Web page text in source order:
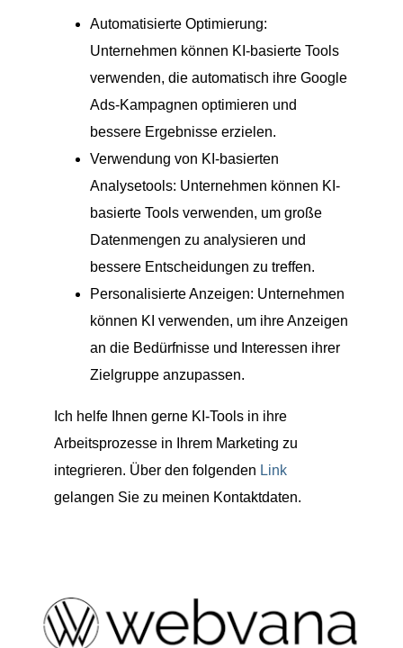
Automatisierte Optimierung:
Unternehmen können KI-basierte Tools
verwenden, die automatisch ihre Google
Ads-Kampagnen optimieren und
bessere Ergebnisse erzielen.
Verwendung von KI-basierten
Analysetools: Unternehmen können KI-
basierte Tools verwenden, um große
Datenmengen zu analysieren und
bessere Entscheidungen zu treffen.
Personalisierte Anzeigen: Unternehmen
können KI verwenden, um ihre Anzeigen
an die Bedürfnisse und Interessen ihrer
Zielgruppe anzupassen.
Ich helfe Ihnen gerne KI-Tools in ihre
Arbeitsprozesse in Ihrem Marketing zu
integrieren. Über den folgenden Link
gelangen Sie zu meinen Kontaktdaten.